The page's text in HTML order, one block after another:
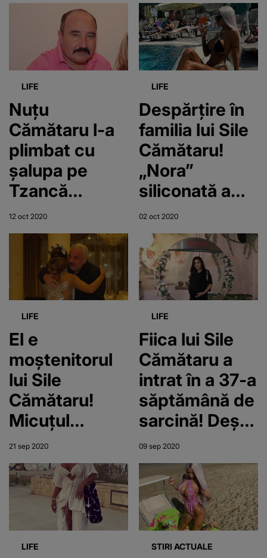
trecut la
ameninţări:
„Unii oameni
vor regreta că
te-au tratat
greșit”
LIFE
Nuțu
Cămătaru l-a
plimbat cu
șalupa pe
Tzancă
Uraganu!
FOTO
12 oct 2020
LIFE
Despărțire în
familia lui Sile
Cămătaru!
„Nora”
siliconată a
interlopului l-a
părăsit pe fiul
acestuia!
02 oct 2020
LIFE
El e
moștenitorul
lui Sile
Cămătaru!
Micuțul
Adonis s-a
născut în timp
ce bunicul său
se află la
închisoare!
FOTO
21 sep 2020
LIFE
Fiica lui Sile
Cămătaru a
intrat în a 37-a
săptămână de
sarcină! Deși
va naște dintr-
o clipă în alta,
Rebecca a
fost la o
petrecere!
09 sep 2020
LIFE STIRI ACTUALE